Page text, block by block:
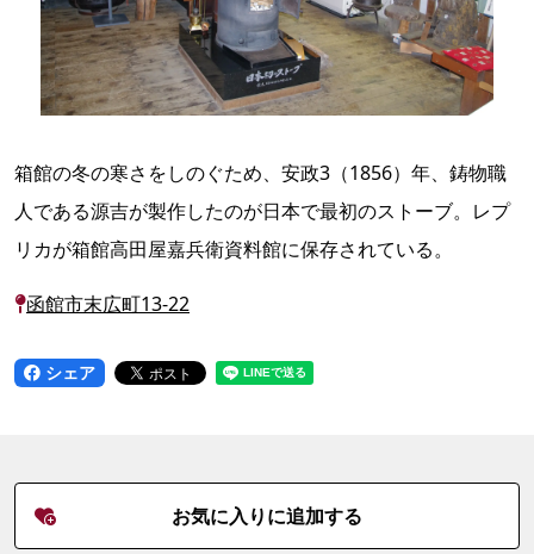
箱館の冬の寒さをしのぐため、安政3（1856）年、鋳物職
人である源吉が製作したのが日本で最初のストーブ。レプ
リカが箱館高田屋嘉兵衛資料館に保存されている。
函館市末広町13-22
シェア
お気に入りに追加する